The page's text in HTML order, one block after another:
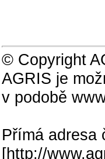
© Copyright
AGRIS je
v podobě
Přímá adresa
[http://